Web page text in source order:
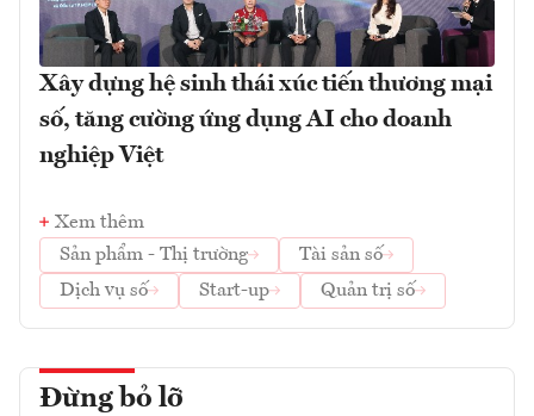
Xây dựng hệ sinh thái xúc tiến thương mại
số, tăng cường ứng dụng AI cho doanh
nghiệp Việt
Xem thêm
Sản phẩm - Thị trường
Tài sản số
Dịch vụ số
Start-up Quản trị số
Đừng bỏ lỡ